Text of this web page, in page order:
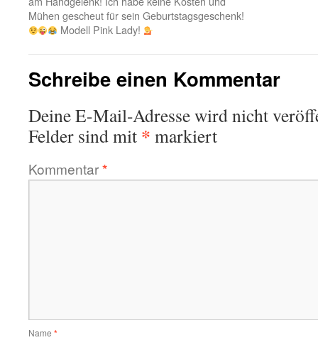
Mühen gescheut für sein Geburtstagsgeschenk!
Modell Pink Lady!
Schreibe einen Kommentar
Deine E-Mail-Adresse wird nicht
Felder sind mit * markiert
Kommentar*
Name *